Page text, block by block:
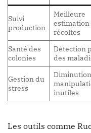
Suivi
production
Meilleure
estimation
récoltes
Santé des
colonies
Détection
des
Gestion du
stress
inutiles
Les outils comme